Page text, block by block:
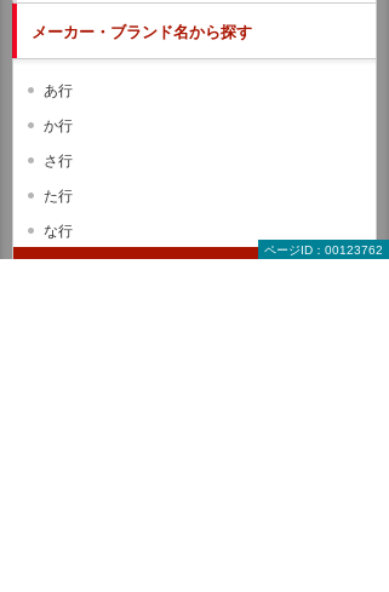
ページID：00123762
メーカー・ブランド名から探す
あ行
か行
さ行
た行
な行